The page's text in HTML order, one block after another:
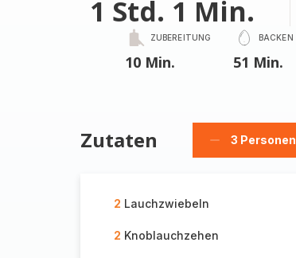
1 Std. 1 Min.
ZUBEREITUNG
10 Min.
BACKEN
51 Min.
Zutaten
Personen
3 Personen
2 Lauchzwiebeln
2 Knoblauchzehen